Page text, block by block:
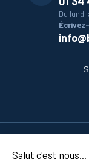
Salut c'est nous...
Du lundi